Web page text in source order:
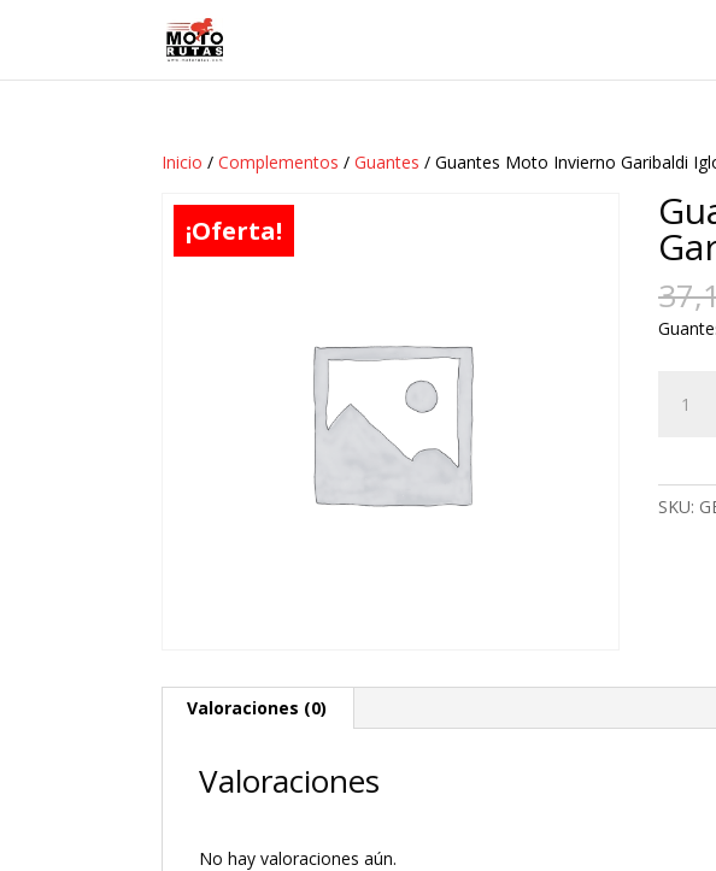
Inicio /Complementos /Guantes / Guantes Moto Invierno Garibaldi
¡Oferta!
Moto
SKU:
Valoraciones (0)
Valoraciones
No hay valoraciones aún.